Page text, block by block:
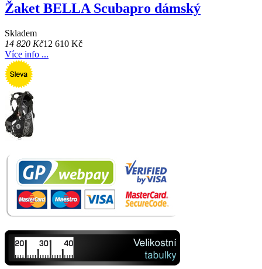
Žaket BELLA Scubapro dámský
Skladem
14 820 Kč12 610 Kč
Více info ...